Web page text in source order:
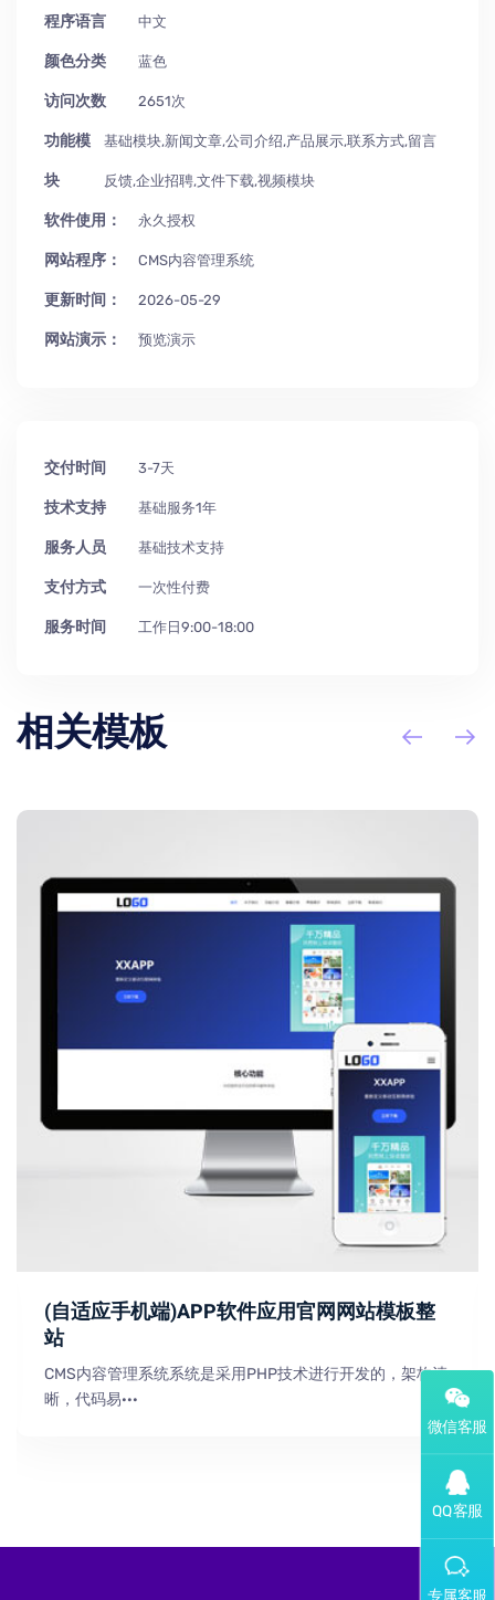
程序语言 中文
颜色分类 蓝色
访问次数 2651次
功能模
块
基础模块,新闻文章,公司介绍,产品展示,联系方式,留言
反馈,企业招聘,文件下载,视频模块
软件使用： 永久授权
网站程序： CMS内容管理系统
更新时间： 2026-05-29
网站演示： 预览演示
交付时间 3-7天
技术支持 基础服务1年
服务人员 基础技术支持
支付方式 一次性付费
服务时间 工作日9:00-18:00
相关模板
(自适应手机端)APP软件应用官网网站模板整
站
CMS内容管理系统系统是采用PHP技术进行开发的，架构清
晰，代码易···